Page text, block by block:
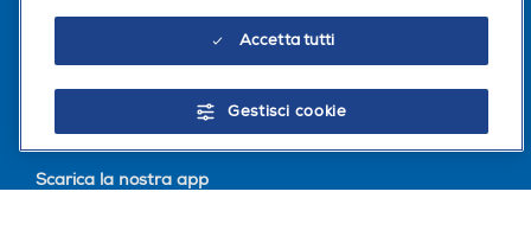
Scarica la nostra app
Accetta tutti
Gestisci cookie